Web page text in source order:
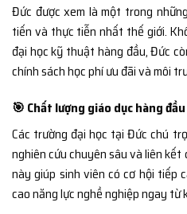
Đức được xem là một trong
tiến và thực tiễn nhất thế giới.
đại học kỹ thuật hàng đầu, Đức
chính sách học phí ưu đãi và môi
🎯 Chất lượng giáo dục hàng
Các trường đại học tại Đức chú
nghiên cứu chuyên sâu và liên
này giúp sinh viên có cơ hội tiếp
cao năng lực nghề nghiệp ngay từ